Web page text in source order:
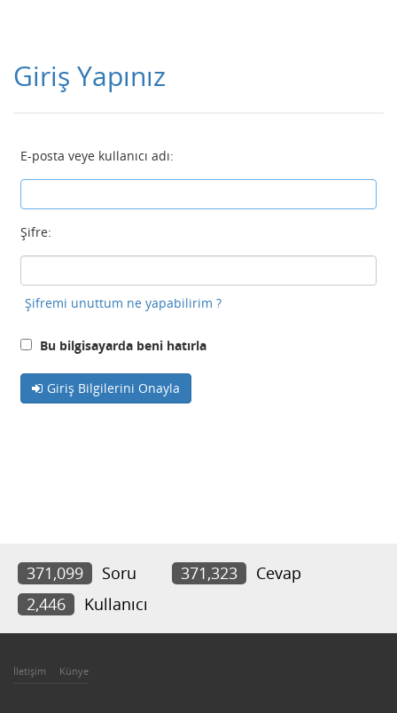
Giriş Yapınız
E-posta veye kullanıcı adı:
Şifre:
Şifremi unuttum ne yapabilirim ?
Bu bilgisayarda beni hatırla
Giriş Bilgilerini Onayla
371,099 Soru 371,323
Cevap
2,446
Kullanıcı
İletişim Künye